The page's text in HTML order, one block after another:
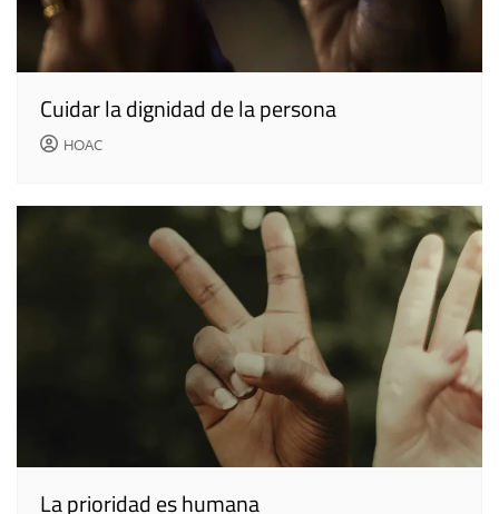
Cuidar la dignidad de la persona
HOAC
La prioridad es humana